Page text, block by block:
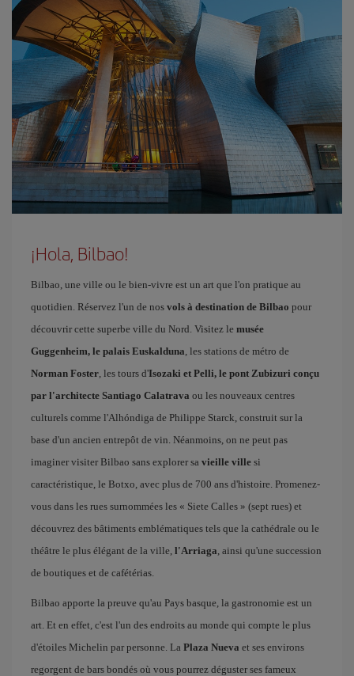
¡Hola, Bilbao!
Bilbao, une ville ou le bien-vivre est un art que l'on pratique au
quotidien. Réservez l'un de nos vols à destination de Bilbao pour
découvrir cette superbe ville du Nord. Visitez le musée
Guggenheim, le palais Euskalduna, les stations de métro de
Norman Foster, les tours d'Isozaki et Pelli, le pont Zubizuri conçu
par l'architecte Santiago Calatrava ou les nouveaux centres
culturels comme l'Alhóndiga de Philippe Starck, construit sur la
base d'un ancien entrepôt de vin. Néanmoins, on ne peut pas
imaginer visiter Bilbao sans explorer sa vieille ville si
caractéristique, le Botxo, avec plus de 700 ans d'histoire. Promenez-
vous dans les rues surnommées les « Siete Calles » (sept rues) et
découvrez des bâtiments emblématiques tels que la cathédrale ou le
théâtre le plus élégant de la ville, l'Arriaga, ainsi qu'une succession
de boutiques et de cafétérias.
Bilbao apporte la preuve qu'au Pays basque, la gastronomie est un
art. Et en effet, c'est l'un des endroits au monde qui compte le plus
d'étoiles Michelin par personne. La Plaza Nueva et ses environs
regorgent de bars bondés où vous pourrez déguster ses fameux